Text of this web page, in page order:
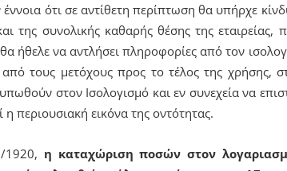
ότι σε αντίθετη περίπτωση θα υπήρχε
της συνολικής καθαρής θέσης της εταιρείας,
να αντλήσει πληροφορίες από τον
τους μετόχους προς το τέλος της χρήσης,
στον Ισολογισμό και εν συνεχεία να
περιουσιακή εικόνα της οντότητας.
1920, η καταχώριση ποσών στον